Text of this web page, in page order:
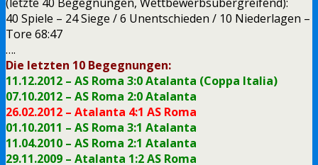
40 Spiele – 24 Siege / 6 Unentschieden / 10 Niederlagen –
Tore 68:47
….
Die letzten 10 Begegnungen:
11.12.2012 – AS Roma 3:0 Atalanta (Coppa Italia)
07.10.2012 – AS Roma 2:0 Atalanta
26.02.2012 – Atalanta 4:1 AS Roma
01.10.2011 – AS Roma 3:1 Atalanta
11.04.2010 – AS Roma 2:1 Atalanta
29.11.2009 – Atalanta 1:2 AS Roma